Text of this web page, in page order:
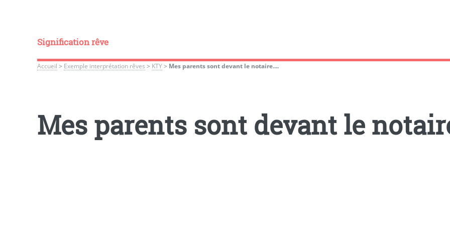
Signification rêve
Accueil > Exemple interprétation rêves > KTY> Mes parents sont devant le notaire....
Mes parents sont devant le